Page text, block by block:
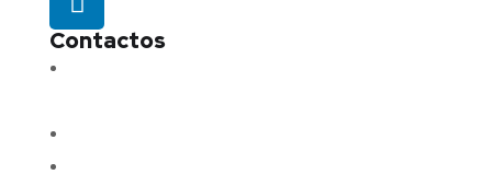
Contactos